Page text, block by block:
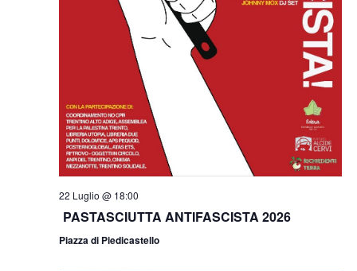
22 Luglio @ 18:00
PASTASCIUTTA ANTIFASCISTA 2026
Piazza di Piedicastello